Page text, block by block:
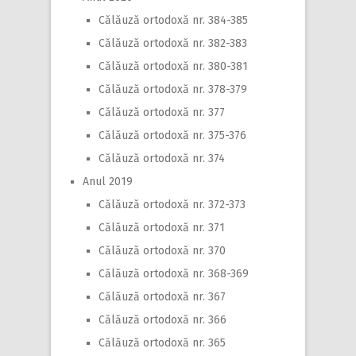
Călăuză ortodoxă nr. 384-385
Călăuză ortodoxă nr. 382-383
Călăuză ortodoxă nr. 380-381
Călăuză ortodoxă nr. 378-379
Călăuză ortodoxă nr. 377
Călăuză ortodoxă nr. 375-376
Călăuză ortodoxă nr. 374
Anul 2019
Călăuză ortodoxă nr. 372-373
Călăuză ortodoxă nr. 371
Călăuză ortodoxă nr. 370
Călăuză ortodoxă nr. 368-369
Călăuză ortodoxă nr. 367
Călăuză ortodoxă nr. 366
Călăuză ortodoxă nr. 365